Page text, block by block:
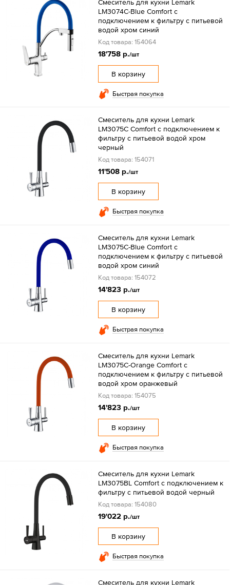
Смеситель для кухни Lemark
LM3074C-Blue Comfort с
подключением к фильтру с питьевой
водой хром синий
Код товара: 154064
18'758 р./шт
В корзину
Быстрая покупка
Смеситель для кухни Lemark
LM3075C Comfort с подключением к
фильтру с питьевой водой хром
черный
Код товара: 154071
11'508 р./шт
В корзину
Быстрая покупка
Смеситель для кухни Lemark
LM3075C-Blue Comfort с
подключением к фильтру с питьевой
водой хром синий
Код товара: 154072
14'823 р./шт
В корзину
Быстрая покупка
Смеситель для кухни Lemark
LM3075C-Orange Comfort с
подключением к фильтру с питьевой
водой хром оранжевый
Код товара: 154075
14'823 р./шт
В корзину
Быстрая покупка
Смеситель для кухни Lemark
LM3075BL Comfort с подключением к
фильтру с питьевой водой черный
Код товара: 154080
19'022 р./шт
В корзину
Быстрая покупка
Смеситель для кухни Lemark